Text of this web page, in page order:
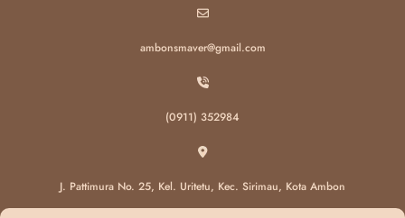
ambonsmaver@gmail.com
(0911) 352984
J. Pattimura No. 25, Kel. Uritetu, Kec. Sirimau, Kota Ambon